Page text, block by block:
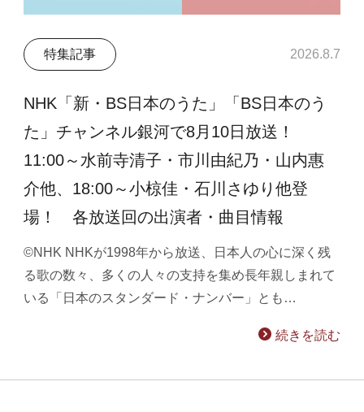
特集記事 2026.8.7
NHK「新・BS日本のうた」「BS日本のう
た」チャンネル銀河で8月10日放送！
11:00～水前寺清子・市川由紀乃・山内惠
介他、18:00～小椋佳・石川さゆり他登
場！ 各放送回の出演者・曲目情報
©NHK NHKが1998年から放送、日本人の心に深く残
る歌の数々、多くの人々の支持を集め長年親しまれて
いる「日本のスタンダード・ナンバー」とも…
続きを読む